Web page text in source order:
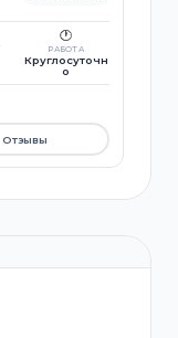
🕐
РАБОТА
Круглосуточн
о
Отзывы